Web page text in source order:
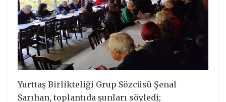
Yurttaş Birlikteliği Grup Sözcüsü Şenal
Sarıhan, toplantıda şunları söyledi;